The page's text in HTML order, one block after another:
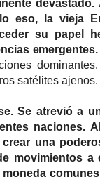
eso, la vieja
su papel
emergentes.
satélites ajenos.
Se atrevió a
naciones.
una
movimientos a